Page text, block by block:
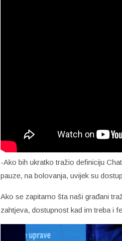
-Ako bih ukratko tražio definiciju
pauze, na bolovanja, uvijek su
Ako se zapitamo šta naši građani
zahtjeva, dostupnost kad im treba i